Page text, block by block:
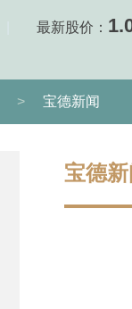
最新股价：
> 宝德新闻
宝德